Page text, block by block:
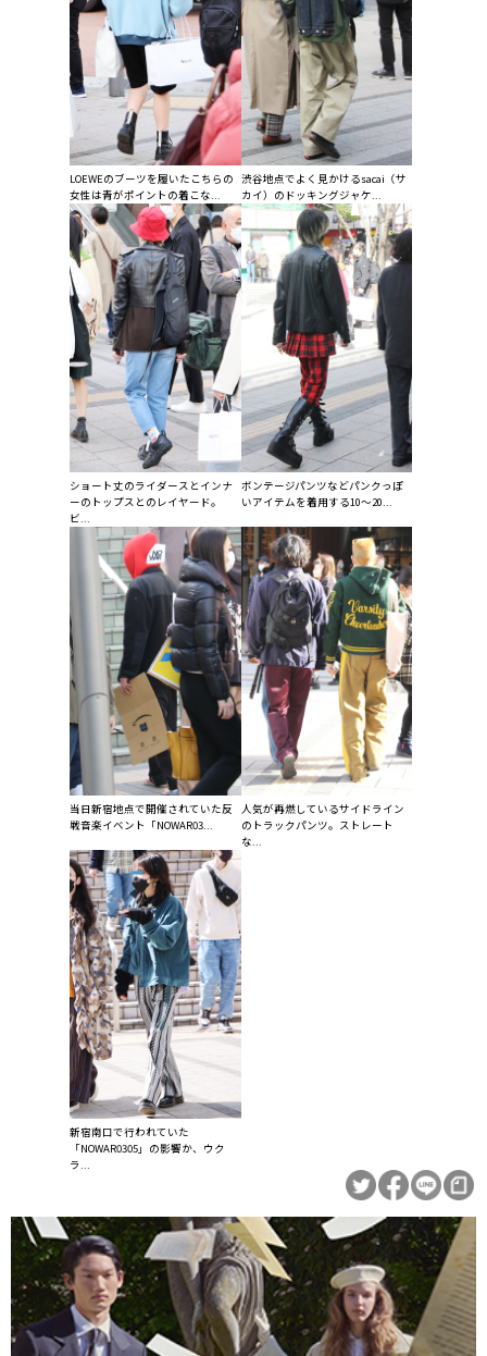
LOEWEのブーツを履いたこちらの
女性は青がポイントの着こな...
渋谷地点でよく見かけるsacai（サ
カイ）のドッキングジャケ...
ショート丈のライダースとインナ
ーのトップスとのレイヤード。
ビ...
ボンテージパンツなどパンクっぽ
いアイテムを着用する10〜20...
当日新宿地点で開催されていた反
戦音楽イベント「NOWAR03...
人気が再燃しているサイドライン
のトラックパンツ。ストレート
な...
新宿南口で行われていた
「NOWAR0305」の影響か、ウク
ラ...